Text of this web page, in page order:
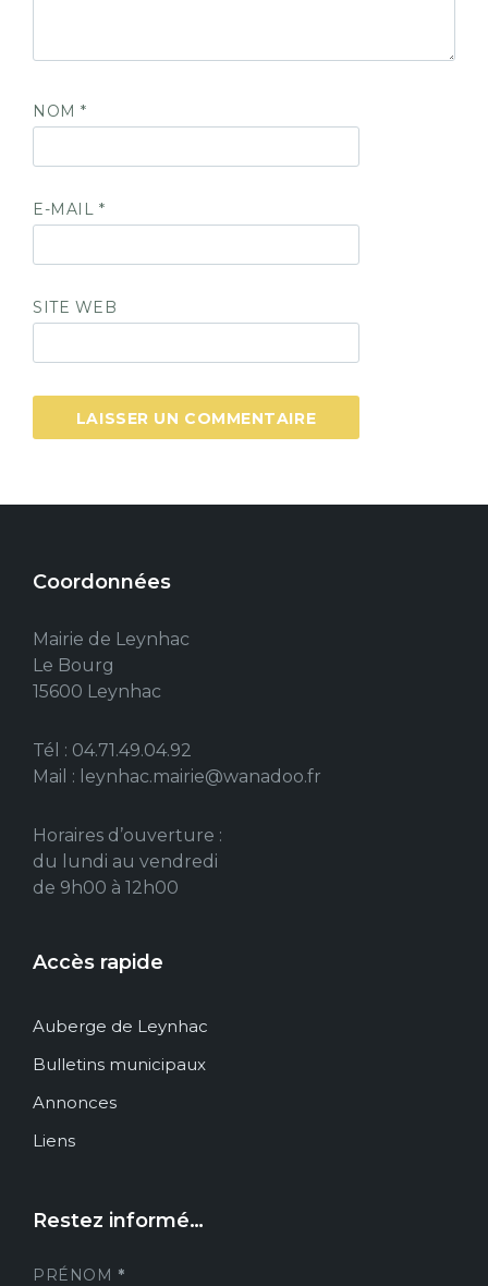
NOM*
E-MAIL *
SITE WEB
Coordonnées
Mairie de Leynhac
Le Bourg
15600 Leynhac
Tél : 04.71.49.04.92
Mail : leynhac.mairie@wanadoo.fr
Horaires d’ouverture :
du lundi au vendredi
de 9h00 à 12h00
Accès rapide
Auberge de Leynhac
Bulletins municipaux
Annonces
Liens
Restez informé…
PRÉNOM *